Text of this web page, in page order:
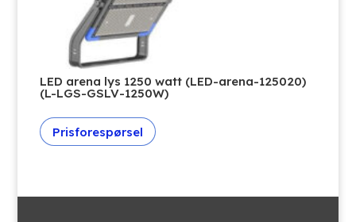
LED arena lys 1250 watt (LED-arena-125020)
(L-LGS-GSLV-1250W)
Prisforespørsel